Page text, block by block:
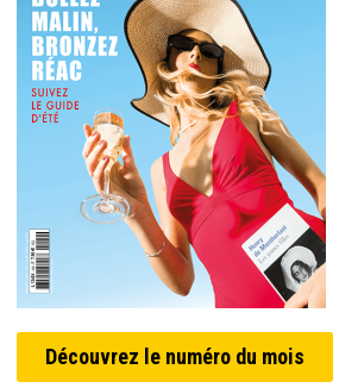
Découvrez le numéro du mois